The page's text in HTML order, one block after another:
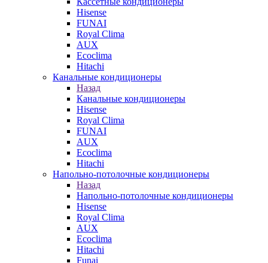
Hisense
FUNAI
Royal Clima
AUX
Ecoclima
Hitachi
Канальные кондиционеры
Назад
Канальные кондиционеры
Hisense
Royal Clima
FUNAI
AUX
Ecoclima
Hitachi
Напольно-потолочные кондиционеры
Назад
Напольно-потолочные кондиционеры
Hisense
Royal Clima
AUX
Ecoclima
Hitachi
Funai